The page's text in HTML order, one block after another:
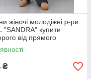
жіночі молодіжні р-ри
"SANDRA" купити
від прямого
₴